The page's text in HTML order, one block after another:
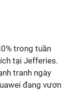
trong tuần
tại Jefferies.
tranh ngày
đang vươn